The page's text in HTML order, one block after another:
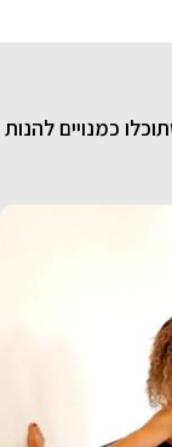
כמנויים להנות